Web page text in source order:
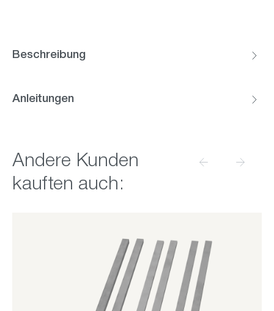
Beschreibung
Anleitungen
Produktgalerie überspringen
Andere Kunden
kauften auch: